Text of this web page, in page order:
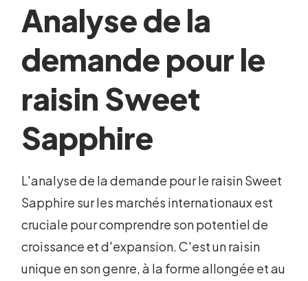
Analyse de la
demande pour le
raisin Sweet
Sapphire
L'analyse de la demande pour le raisin Sweet
Sapphire sur les marchés internationaux est
cruciale pour comprendre son potentiel de
croissance et d'expansion. C'est un raisin
unique en son genre, à la forme allongée et au